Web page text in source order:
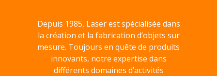
Depuis 1985, Laser est spécialisée dans
la création et la fabrication d’objets sur
mesure. Toujours en quête de produits
innovants, notre expertise dans
différents domaines d’activités